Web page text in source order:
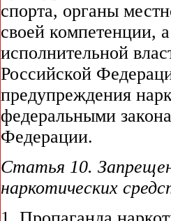
спорта, органы
своей компетенции,
исполнительной
Российской
предупреждения
федеральными
Федерации.
Статья 10.
наркотических